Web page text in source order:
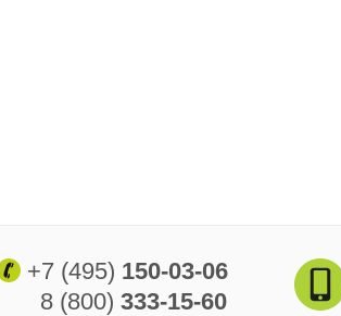
+7 (495) 150-03-06
8 (800) 333-15-60